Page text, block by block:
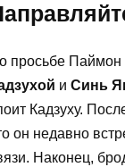
просьбе Паймон
и Синь
Кадзуху.
он недавно
Наконец,